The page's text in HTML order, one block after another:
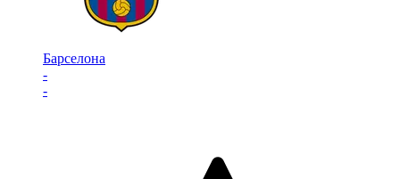
Барселона
-
-